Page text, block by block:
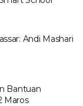
Andi Mashari
Bantuan
Maros